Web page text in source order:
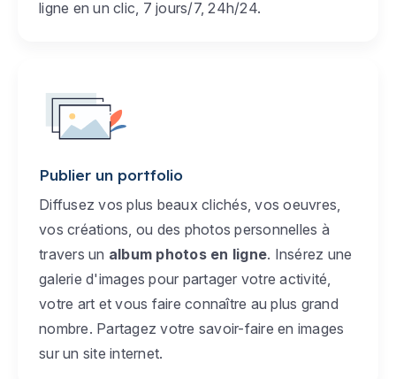
ligne en un clic, 7 jours/7, 24h/24.
Publier un portfolio
Diffusez vos plus beaux clichés, vos oeuvres,
vos créations, ou des photos personnelles à
travers un album photos en ligne. Insérez une
galerie d'images pour partager votre activité,
votre art et vous faire connaître au plus grand
nombre. Partagez votre savoir-faire en images
sur un site internet.